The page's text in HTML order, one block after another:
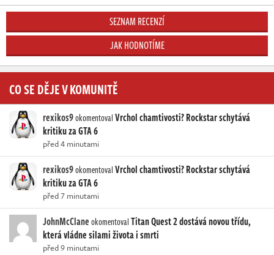
SEZNAM RECENZÍ
JAK HODNOTÍME
CO SE DĚJE V KOMUNITĚ
rexikos9okomentovalVrchol chamtivosti? Rockstar schytává
kritiku za GTA 6
před 4 minutami
rexikos9okomentovalVrchol chamtivosti? Rockstar schytává
kritiku za GTA 6
před 7 minutami
JohnMcClaneokomentovalTitan Quest 2 dostává novou třídu,
která vládne silami života i smrti
před 9 minutami